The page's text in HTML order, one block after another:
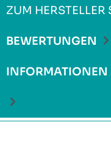
ZUM HERSTELLER
BEWERTUNGEN
INFORMATIONEN